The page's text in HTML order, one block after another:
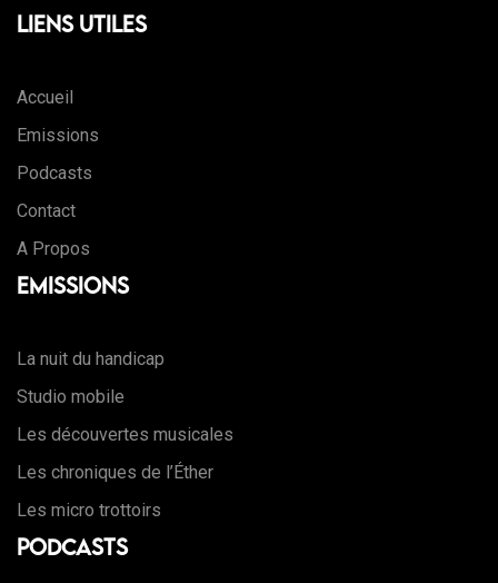
Liens Utiles
Accueil
Emissions
Podcasts
Contact
A Propos
Emissions
La nuit du handicap
Studio mobile
Les découvertes musicales
Les chroniques de l’Éther
Les micro trottoirs
Podcasts